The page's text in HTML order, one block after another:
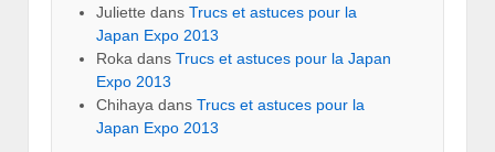
Juliette dans Trucs et astuces pour la
Japan Expo 2013
Roka dans Trucs et astuces pour la Japan
Expo 2013
Chihaya dans Trucs et astuces pour la
Japan Expo 2013